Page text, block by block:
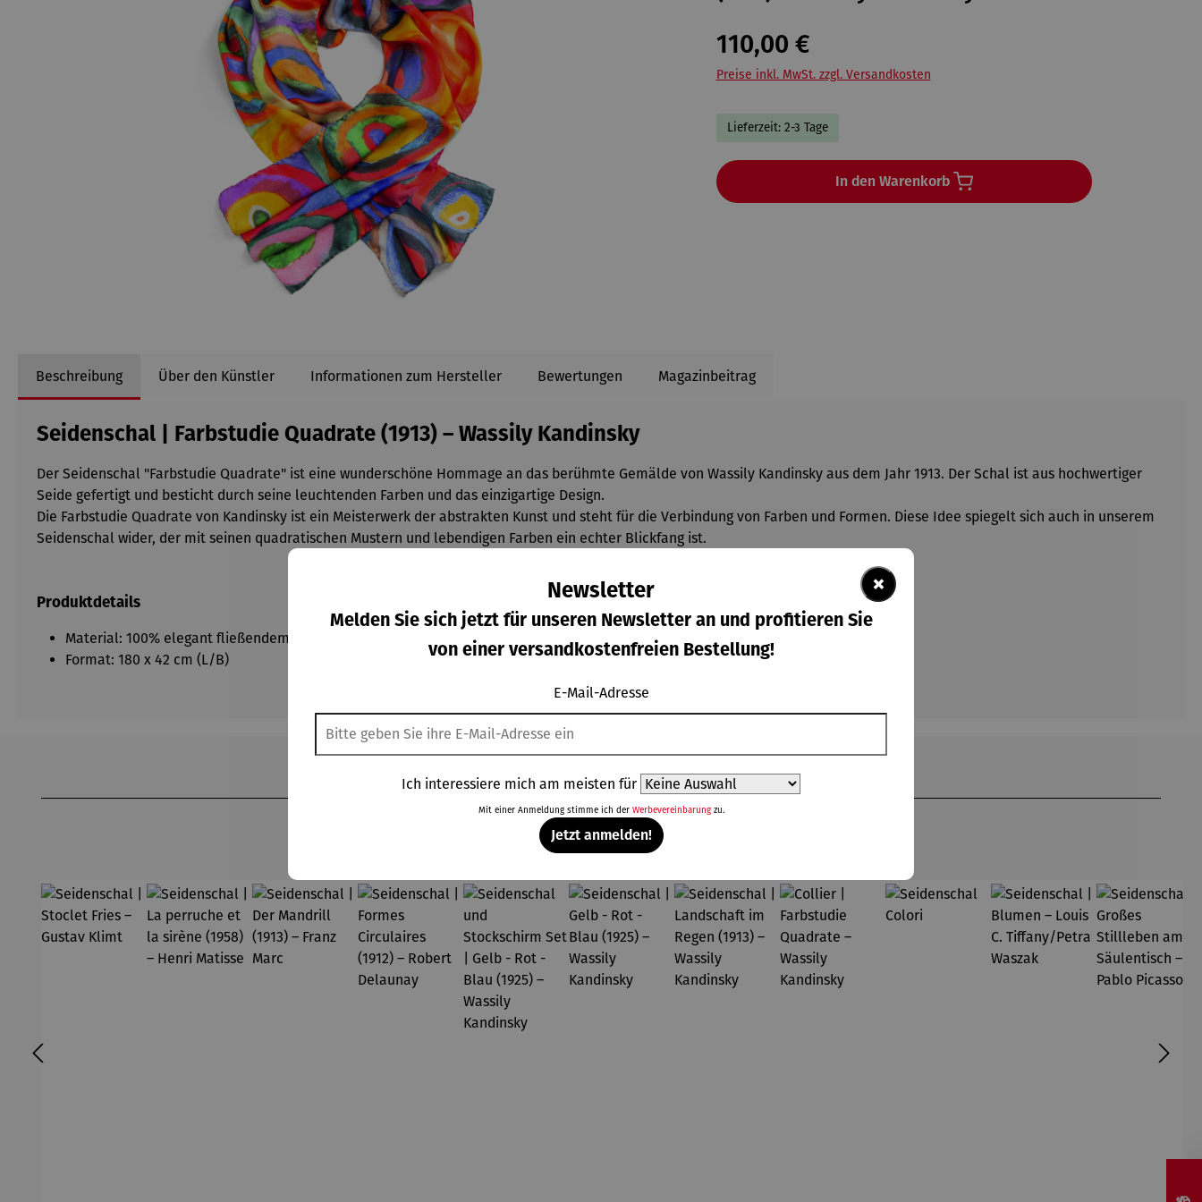
110,00 €
Preise inkl. MwSt. zzgl. Versandkosten
Lieferzeit: 2-3 Tage
In den Warenkorb
Beschreibung Über den Künstler Informationen zum Hersteller Bewertungen Magazinbeitrag
Seidenschal | Farbstudie Quadrate (1913) – Wassily Kandinsky
Der Seidenschal "Farbstudie Quadrate" ist eine wunderschöne Hommage an das berühmte Gemälde von Wassily Kandinsky aus dem Jahr 1913. Der Schal ist aus hochwertiger
Seide gefertigt und besticht durch seine leuchtenden Farben und das einzigartige Design.
Die Farbstudie Quadrate von Kandinsky ist ein Meisterwerk der abstrakten Kunst und steht für die Verbindung von Farben und Formen. Diese Idee spiegelt sich auch in unserem
Seidenschal wider, der mit seinen quadratischen Mustern und lebendigen Farben ein echter Blickfang ist.
Produktdetails
Material: 100% elegant fließendem Seidensatin
Format: 180 x 42 cm (L/B)
Weitere Produkte
×
Newsletter
Melden Sie sich jetzt für unseren Newsletter an und profitieren Sie
von einer versandkostenfreien Bestellung!
E-Mail-Adresse
Ich interessiere mich am meisten für
Mit einer Anmeldung stimme ich der Werbevereinbarungzu.
Jetzt anmelden!